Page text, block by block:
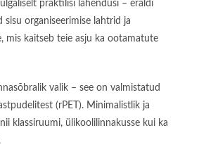
praktilisi lahendusi – eraldi
organiseerimise lahtrid ja
mis kaitseb teie asju ka ootamatute
valik – see on valmistatud
(rPET). Minimalistlik ja
klassiruumi, ülikoolilinnakusse kui ka